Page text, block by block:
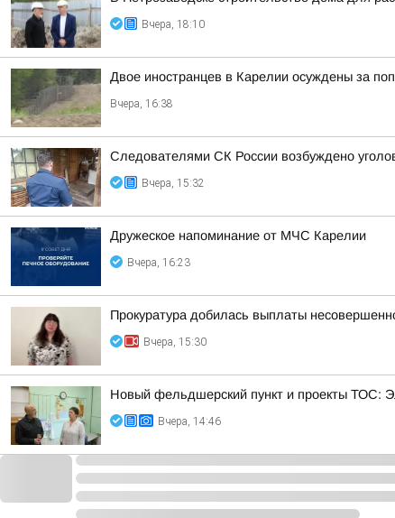
Вчера, 18:10
Двое иностранцев в Карелии осуждены за
Вчера, 16:38
Следователями СК России возбуждено
Вчера, 15:32
Дружеское напоминание от МЧС Карелии
Вчера, 16:23
Прокуратура добилась выплаты
Вчера, 15:30
Новый фельдшерский пункт и проекты ТОС:
Вчера, 14:46